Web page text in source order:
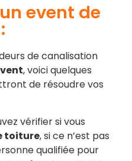
event de
de canalisation
, voici quelques
de résoudre vos
vérifier si vous
toiture, si ce n’est pas
qualifiée pour